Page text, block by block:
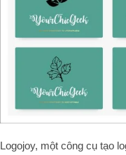
Logojoy, một công cụ tạo